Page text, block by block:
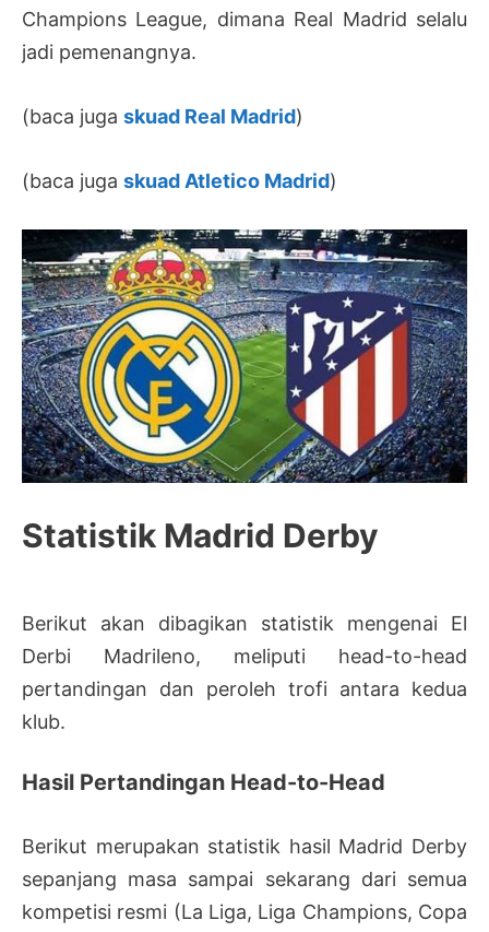
Champions League, dimana Real Madrid selalu
jadi pemenangnya.
(baca juga skuad Real Madrid)
(baca juga skuad Atletico Madrid)
Statistik Madrid Derby
Berikut akan dibagikan statistik mengenai El
Derbi Madrileno, meliputi head-to-head
pertandingan dan peroleh trofi antara kedua
klub.
Hasil Pertandingan Head-to-Head
Berikut merupakan statistik hasil Madrid Derby
sepanjang masa sampai sekarang dari semua
kompetisi resmi (La Liga, Liga Champions, Copa